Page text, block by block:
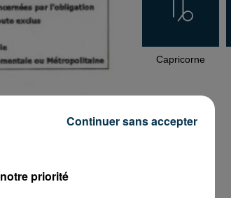
Capricorne
priorité
Continuer sans accepter